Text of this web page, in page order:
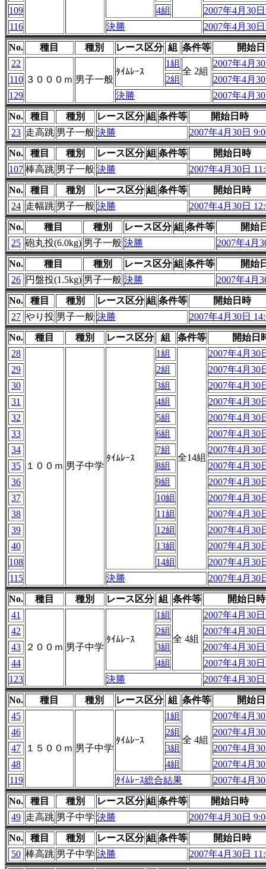
109
4組
2007年4月30
116
決勝 2007年4月30
No. 種目 種別 レース区分 組 条件等
開始
22
３０００ｍ 男子一般
ﾀｲﾑﾚｰｽ
1組
全 2組
2007年4月
110
2組
2007年4月
129
決勝 2007年4月
No. 種目 種別 レース区分 組 条件等
開始日時
23 走高跳 男子一般 決勝 2007年4月30日
No. 種目 種別 レース区分 組 条件等
開始日時
107 棒高跳 男子一般 決勝 2007年4月30日
No. 種目 種別 レース区分 組 条件等
開始日時
24 走幅跳 男子一般 決勝 2007年4月30日
No. 種目 種別 レース区分 組 条件等
開始
25 砲丸投(6.0kg) 男子一般 決勝 2007年4月
No. 種目 種別 レース区分 組 条件等
開始
26 円盤投(1.5kg) 男子一般 決勝 2007年4月
No. 種目 種別 レース区分 組 条件等
開始日時
27 やり投 男子一般 決勝 2007年4月30日
No. 種目 種別 レース区分 組 条件等
開始日
28
１００ｍ 男子中学
ﾀｲﾑﾚｰｽ
1組
全14組
2007年4月30
29
2組
2007年4月30
30
3組
2007年4月30
31
4組
2007年4月30
32
5組
2007年4月30
33
6組
2007年4月30
34
7組
2007年4月30
35
8組
2007年4月30
36
9組
2007年4月30
37
10組
2007年4月30
38
11組
2007年4月30
39
12組
2007年4月30
40
13組
2007年4月30
108
14組
2007年4月30
115
決勝 2007年4月30
No. 種目 種別 レース区分 組 条件等
開始日時
41
２００ｍ 男子中学
ﾀｲﾑﾚｰｽ
1組
全 4組
2007年4月30
42
2組
2007年4月30
43
3組
2007年4月30
44
4組
2007年4月30
123
決勝 2007年4月30
No. 種目 種別 レース区分 組 条件等
開始
45
１５００ｍ 男子中学
ﾀｲﾑﾚｰｽ
1組
全 4組
2007年4月
46
2組
2007年4月
47
3組
2007年4月
48
4組
2007年4月
119
ﾀｲﾑﾚｰｽ総合結果 2007年4月
No. 種目 種別 レース区分 組 条件等
開始日時
49 走高跳 男子中学 決勝 2007年4月30日
No. 種目 種別 レース区分 組 条件等
開始日時
50 棒高跳 男子中学 決勝 2007年4月30日